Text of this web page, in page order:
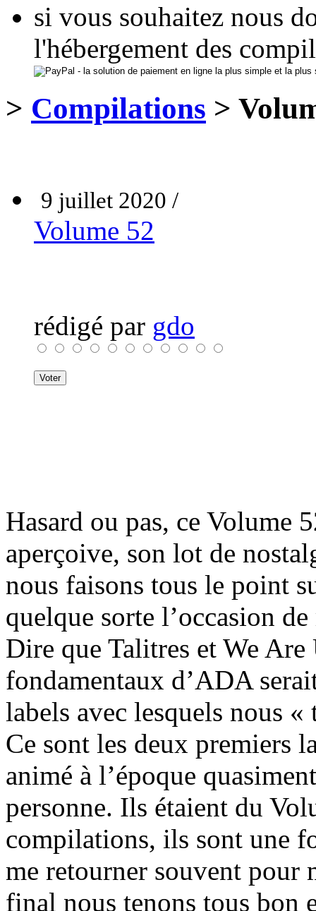
si vous souhaitez nous
l'hébergement des
> Compilations >
9 juillet 2020 /
Volume 52
rédigé par gdo
Hasard ou pas, ce Volume
aperçoive, son lot de
nous faisons tous le point
quelque sorte l’occasion
Dire que Talitres et We
fondamentaux d’ADA
labels avec lesquels nous
Ce sont les deux premiers
animé à l’époque
personne. Ils étaient du
compilations, ils sont une
me retourner souvent pour
final nous tenons tous bon